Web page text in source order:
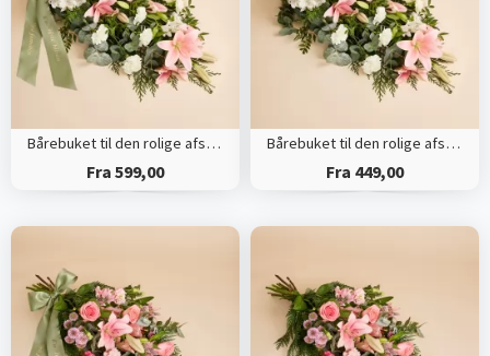
Bårebuket til den rolige afsked med bånd
Fra 599,00
Bårebuket til den rolige afsked
Fra 449,00